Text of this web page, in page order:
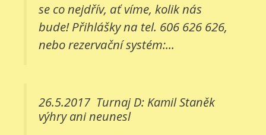
se co nejdřív, ať víme, kolik nás
bude! Přihlášky na tel. 606 626 626,
nebo rezervační systém:...
26.5.2017 Turnaj D: Kamil Staněk
výhry ani neunesl